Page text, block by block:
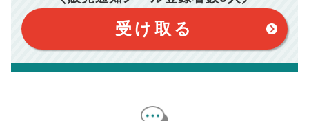
このシミュレーターは、四捨五入にて計算しております。
このシミュレーターはお借り入れの全期間で金利が変わらない設
このシミュレーターでの結果は、お借り入れを保証するものでは
ありません。
このシミュレーターをご利用された方の、いかなる損害について
ますが、お借り入れの際に各金融機関にご相談ください。
受け取る